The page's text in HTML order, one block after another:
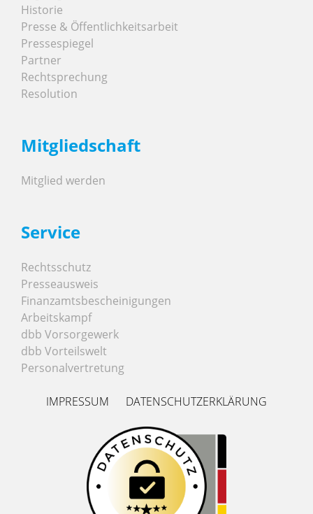
Historie
Presse & Öffentlichkeitsarbeit
Pressespiegel
Partner
Rechtsprechung
Resolution
Mitgliedschaft
Mitglied werden
Service
Rechtsschutz
Presseausweis
Finanzamtsbescheinigungen
Arbeitskampf
dbb Vorsorgewerk
dbb Vorteilswelt
Personalvertretung
IMPRESSUM DATENSCHUTZERKLÄRUNG